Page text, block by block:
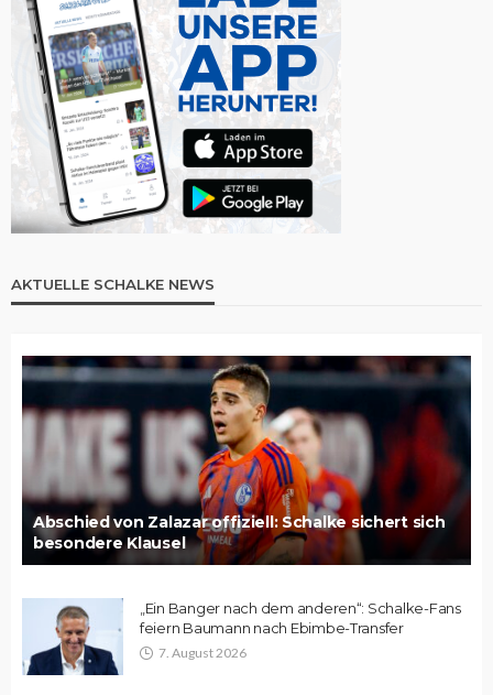
AKTUELLE SCHALKE NEWS
Abschied von Zalazar offiziell: Schalke sichert sich
besondere Klausel
„Ein Banger nach dem anderen“: Schalke-Fans
feiern Baumann nach Ebimbe-Transfer
7. August 2026